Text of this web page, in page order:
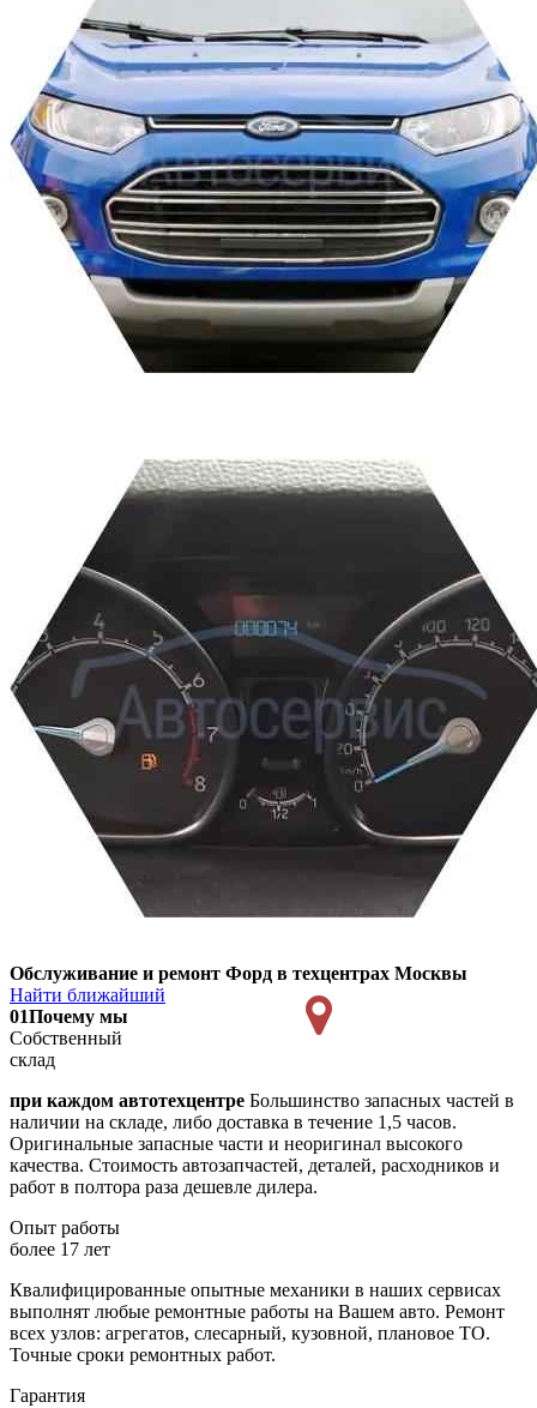
Обслуживание и ремонт Форд в техцентрах Москвы
Найти ближайший
01Почему мы
Собственный
склад
при каждом автотехцентре Большинство запасных частей в
наличии на складе, либо доставка в течение 1,5 часов.
Оригинальные запасные части и неоригинал высокого
качества. Стоимость автозапчастей, деталей, расходников и
работ в полтора раза дешевле дилера.
Опыт работы
более 17 лет
Квалифицированные опытные механики в наших сервисах
выполнят любые ремонтные работы на Вашем авто. Ремонт
всех узлов: агрегатов, слесарный, кузовной, плановое ТО.
Точные сроки ремонтных работ.
Гарантия